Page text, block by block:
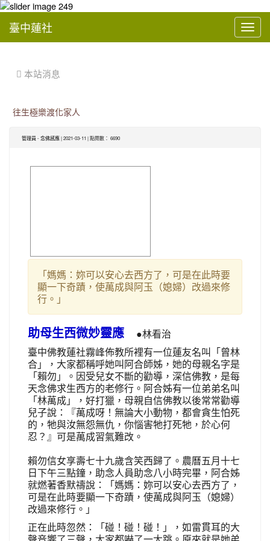
臺中蓮社
 本站消息
往生極樂渡化家人
管理員 -念佛感應| 2021-03-11 | 點閱數： 6690
「媽媽：妳可以安心去西方了，可是在此時要
顯一下奇蹟，使萬成與阿玉（媳婦）改過來修
行。」
助母生西微妙靈應 ●林看治
臺中佛教蓮社霧峰佈教所裡有一位蓮友名叫「曾林
合」，大家都稱呼她叫阿合師姊，她的母親名字是
「賴勿」。因受兒女不斷的勸導，深信佛教，是每
天念佛求生西方的老修行。阿合姊有一位弟弟名叫
「林萬成」，好打獵，母親自信佛教以後常常勸導
兒子說：『萬成呀！無論大小動物，都會貪生怕死
的，牠與汝無怨無仇，你惱害牠打死牠，於心何
忍？』可是萬成習氣難改。
賴勿信女享壽七十九歲含笑西歸了。農曆五月十七
日下午三點鐘，助念人員助念八小時完畢，阿合姊
就燃著香默禱說：「媽媽：妳可以安心去西方了，
可是在此時要顯一下奇蹟，使萬成與阿玉（媳婦）
改過來修行。」
正在此時忽然：「碰！碰！碰！」，如雷貫耳的大